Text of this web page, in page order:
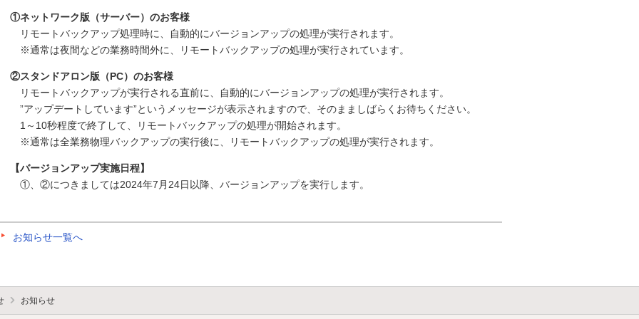
①ネットワーク版（サーバー）のお客様
リモートバックアップ処理時に、自動的にバージョンアップの処理が実行されます。
※通常は夜間などの業務時間外に、リモートバックアップの処理が実行されています。
②スタンドアロン版（PC）のお客様
リモートバックアップが実行される直前に、自動的にバージョンアップの処理が実行されます。
”アップデートしています”というメッセージが表示されますので、そのまましばらくお待ちください。
1～10秒程度で終了して、リモートバックアップの処理が開始されます。
※通常は全業務物理バックアップの実行後に、リモートバックアップの処理が実行されます。
【バージョンアップ実施日程】
①、②につきましては2024年7月24日以降、バージョンアップを実行します。
お知らせ一覧へ
お知らせ